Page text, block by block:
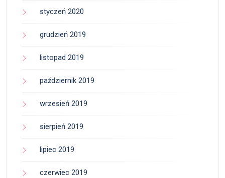
styczeń 2020
grudzień 2019
listopad 2019
październik 2019
wrzesień 2019
sierpień 2019
lipiec 2019
czerwiec 2019